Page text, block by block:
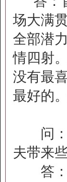
场大满
全部潜
情四射
没有最
最好的
问：
夫带来
答：